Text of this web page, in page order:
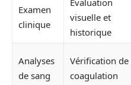
Examen
clinique
Évaluation
visuelle et
historique
Analyses
de sang
Vérification de
coagulation